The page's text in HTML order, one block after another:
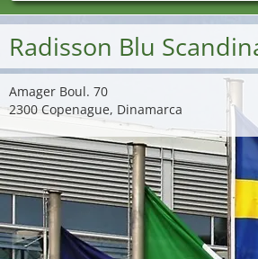
Radisson Blu
Amager Boul. 70
2300 Copenague, Dinamarca
Nombres de ferias Países
Sectores de ferias
Sectores de proveedor de servicios